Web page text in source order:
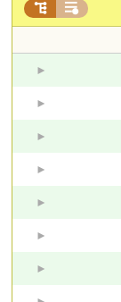
 